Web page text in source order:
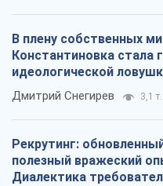
В плену собственных
Константиновка стала
идеологической
российских оккупантов
Дмитрий Снегирев 3,1 т.
Рекрутинг:
полезный вражеский
Диалектика